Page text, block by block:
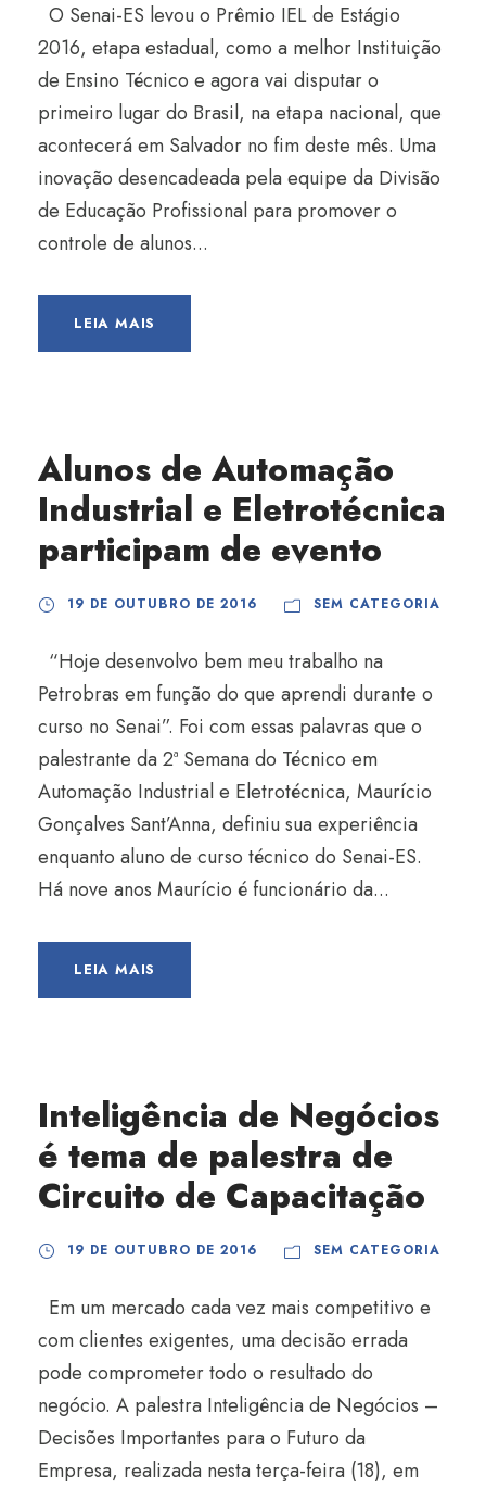
O Senai-ES levou o Prêmio IEL de Estágio
2016, etapa estadual, como a melhor Instituição
de Ensino Técnico e agora vai disputar o
primeiro lugar do Brasil, na etapa nacional, que
acontecerá em Salvador no fim deste mês. Uma
inovação desencadeada pela equipe da Divisão
de Educação Profissional para promover o
controle de alunos...
LEIA MAIS
Alunos de Automação
Industrial e Eletrotécnica
participam de evento
19 DE OUTUBRO DE 2016 SEM CATEGORIA
“Hoje desenvolvo bem meu trabalho na
Petrobras em função do que aprendi durante o
curso no Senai”. Foi com essas palavras que o
palestrante da 2ª Semana do Técnico em
Automação Industrial e Eletrotécnica, Maurício
Gonçalves Sant’Anna, definiu sua experiência
enquanto aluno de curso técnico do Senai-ES.
Há nove anos Maurício é funcionário da...
LEIA MAIS
Inteligência de Negócios
é tema de palestra de
Circuito de Capacitação
19 DE OUTUBRO DE 2016 SEM CATEGORIA
Em um mercado cada vez mais competitivo e
com clientes exigentes, uma decisão errada
pode comprometer todo o resultado do
negócio. A palestra Inteligência de Negócios –
Decisões Importantes para o Futuro da
Empresa, realizada nesta terça-feira (18), em